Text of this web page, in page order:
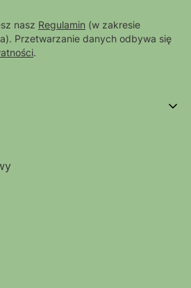
nasz Regulamin (w zakresie
Przetwarzanie danych odbywa się
.